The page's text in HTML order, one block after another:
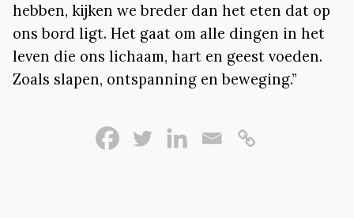
hebben, kijken we breder dan het eten dat op
ons bord ligt. Het gaat om alle dingen in het
leven die ons lichaam, hart en geest voeden.
Zoals slapen, ontspanning en beweging.”